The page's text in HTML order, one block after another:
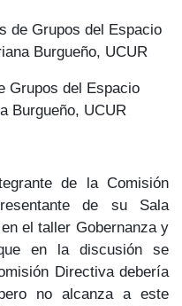
Grupos del Espacio
Burgueño, UCUR
de la Comisión
de su Sala
el taller Gobernanza y
en la discusión se
Directiva debería
no alcanza a este